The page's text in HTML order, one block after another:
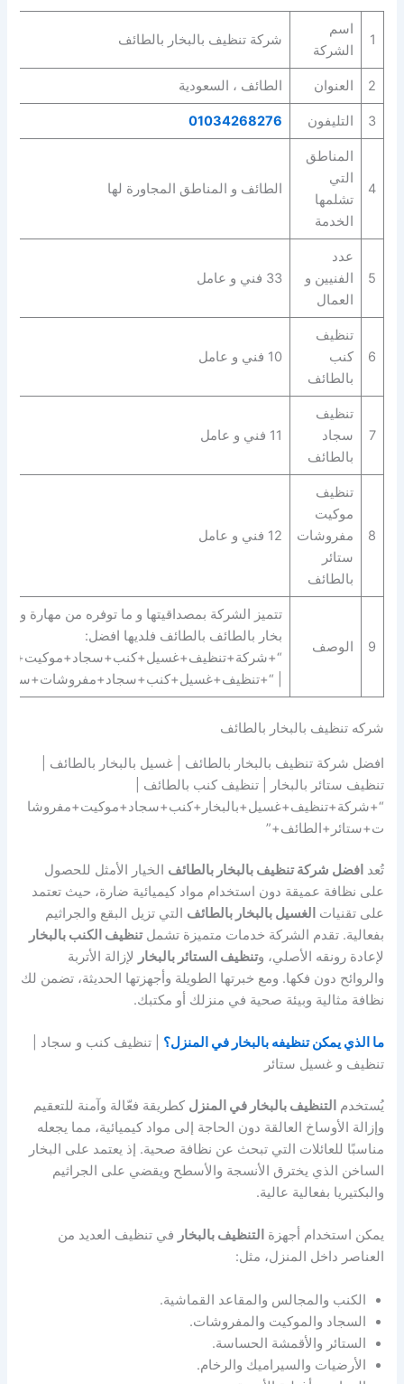
1
اسم
الشركة
شركة تنظيف بالبخار بالطائف
2 العنوان الطائف ، السعودية
3 التليفون 01034268276
4
المناطق
التي
تشلمها
الخدمة
الطائف و المناطق المجاورة لها
5
عدد
الفنيين و
العمال
33 فني و عامل
6
تنظيف
كنب
بالطائف
10 فني و عامل
7
تنظيف
سجاد
بالطائف
11 فني و عامل
8
تنظيف
موكيت
مفروشات
ستائر
بالطائف
12 فني و عامل
9 الوصف
تتميز الشركة بمصداقيتها و ما توفره من مهارة
بخار بالطائف بالطائف فلديها افضل:
|
شركه تنظيف بالبخار بالطائف
افضل شركة تنظيف بالبخار بالطائف | غسيل بالبخار بالطائف |
تنظيف ستائر بالبخار | تنظيف كنب بالطائف |
“+شركة+تنظيف+غسيل+بالبخار+كنب+سجاد+موكيت+مفروشا
ت+ستائر+الطائف+”
تُعد افضل شركة تنظيف بالبخار بالطائف الخيار الأمثل للحصول
على نظافة عميقة دون استخدام مواد كيميائية ضارة، حيث تعتمد
على تقنيات الغسيل بالبخار بالطائف التي تزيل البقع والجراثيم
بفعالية. تقدم الشركة خدمات متميزة تشملتنظيف الكنب بالبخار
لإعادة رونقه الأصلي، وتنظيف الستائر بالبخار لإزالة الأتربة
والروائح دون فكها. ومع خبرتها الطويلة وأجهزتها الحديثة، تضمن لك
نظافة مثالية وبيئة صحية في منزلك أو مكتبك.
ما الذي يمكن تنظيفه بالبخار في المنزل؟ | تنظيف كنب و سجاد |
تنظيف و غسيل ستائر
يُستخدم التنظيف بالبخار في المنزل كطريقة فعّالة وآمنة للتعقيم
وإزالة الأوساخ العالقة دون الحاجة إلى مواد كيميائية، مما يجعله
مناسبًا للعائلات التي تبحث عن نظافة صحية. إذ يعتمد على البخار
الساخن الذي يخترق الأنسجة والأسطح ويقضي على الجراثيم
والبكتيريا بفعالية عالية.
يمكن استخدام أجهزة التنظيف بالبخار في تنظيف العديد من
العناصر داخل المنزل، مثل:
الكنب والمجالس والمقاعد القماشية.
السجاد والموكيت والمفروشات.
الستائر والأقمشة الحساسة.
الأرضيات والسيراميك والرخام.